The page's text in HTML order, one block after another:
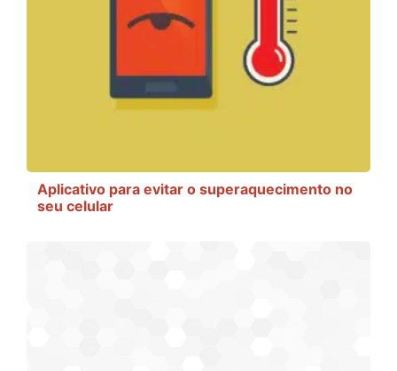
Aplicativo para evitar o superaquecimento no
seu celular